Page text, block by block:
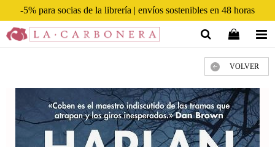
-5% para socias de la librería | envíos sostenibles en 48 horas
VOLVER